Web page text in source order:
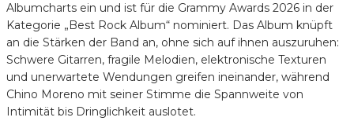
Albumcharts ein und ist für die Grammy Awards 2026 in der
Kategorie „Best Rock Album“ nominiert. Das Album knüpft
an die Stärken der Band an, ohne sich auf ihnen auszuruhen:
Schwere Gitarren, fragile Melodien, elektronische Texturen
und unerwartete Wendungen greifen ineinander, während
Chino Moreno mit seiner Stimme die Spannweite von
Intimität bis Dringlichkeit auslotet.